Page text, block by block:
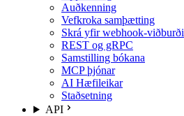
Auðkenning
Vefkroka samþætting
Skrá yfir webhook-viðburði
REST og gRPC
Samstilling bókana
MCP þjónar
AI Hæfileikar
Staðsetning
API